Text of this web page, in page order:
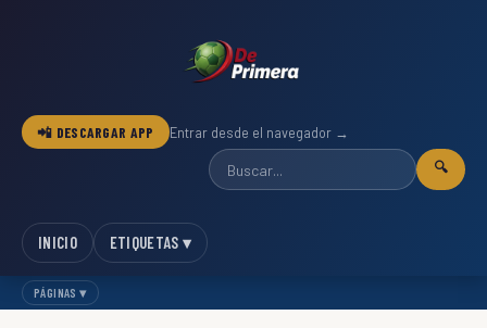
📲 DESCARGAR APP Entrar desde el navegador →
🔍
INICIO ETIQUETAS ▾
PÁGINAS ▾